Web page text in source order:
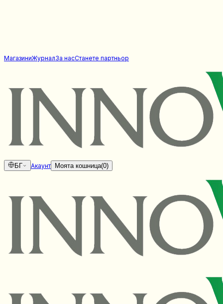
МагазиниЖурналЗа насСтанете партньор
БГ Акаунт Моята кошница(0)